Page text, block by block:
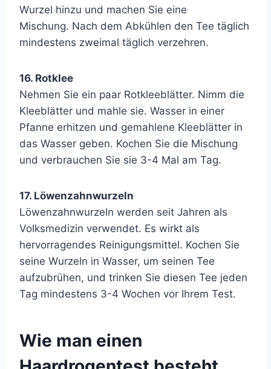
Wurzel hinzu und machen Sie eine
Mischung. Nach dem Abkühlen den Tee täglich
mindestens zweimal täglich verzehren.
16. Rotklee
Nehmen Sie ein paar Rotkleeblätter. Nimm die
Kleeblätter und mahle sie. Wasser in einer
Pfanne erhitzen und gemahlene Kleeblätter in
das Wasser geben. Kochen Sie die Mischung
und verbrauchen Sie sie 3-4 Mal am Tag.
17. Löwenzahnwurzeln
Löwenzahnwurzeln werden seit Jahren als
Volksmedizin verwendet. Es wirkt als
hervorragendes Reinigungsmittel. Kochen Sie
seine Wurzeln in Wasser, um seinen Tee
aufzubrühen, und trinken Sie diesen Tee jeden
Tag mindestens 3-4 Wochen vor Ihrem Test.
Wie man einen